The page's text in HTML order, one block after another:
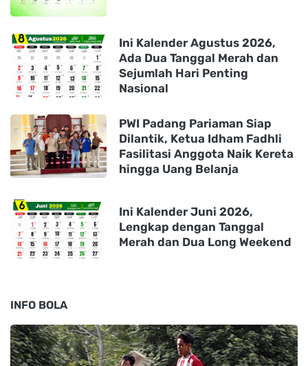
Ini Kalender Agustus 2026,
Ada Dua Tanggal Merah dan
Sejumlah Hari Penting
Nasional
PWI Padang Pariaman Siap
Dilantik, Ketua Idham Fadhli
Fasilitasi Anggota Naik Kereta
hingga Uang Belanja
Ini Kalender Juni 2026,
Lengkap dengan Tanggal
Merah dan Dua Long Weekend
INFO BOLA